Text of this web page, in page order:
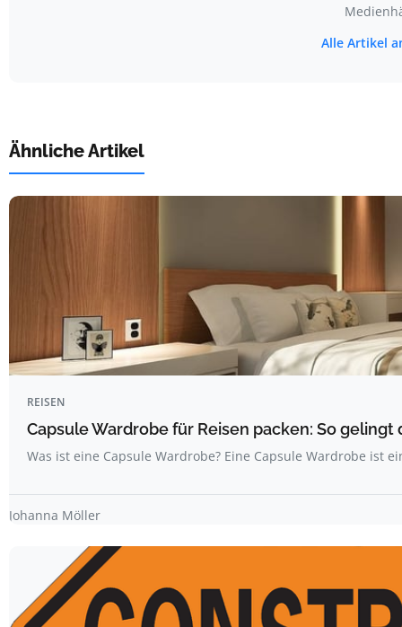
Alle Artikel
Ähnliche Artikel
REISEN
Capsule Wardrobe für Reisen packen: So
Was ist eine Capsule Wardrobe? Eine Capsule Wardrobe ist
Johanna Möller